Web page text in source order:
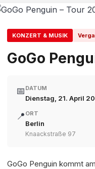
KONZERT & MUSIK
GoGo
📅 DATUM
Dienstag, 21. April
📍 ORT
Berlin
Knaackstraße 97
GoGo Penguin kommt